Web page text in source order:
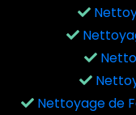
Nettoyage de